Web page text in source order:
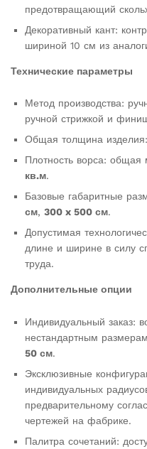
предотвращающий
Декоративный кант:
шириной 10 см из
Технические параметры
Метод производства:
ручной стрижкой и
Общая толщина изделия:
Плотность ворса: общая
кв.м.
Базовые габаритные
см, 300 x 500 см.
Допустимая
длине и ширине в силу
труда.
Дополнительные опции
Индивидуальный заказ:
нестандартным
50 см.
Эксклюзивные
индивидуальных
предварительному
чертежей на фабрике.
Палитра сочетаний: